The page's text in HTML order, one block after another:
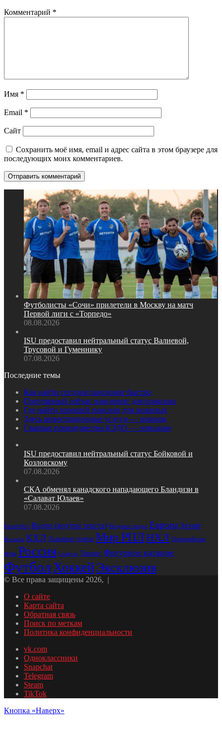
Комментарий *
Имя *
Email *
Сайт
Сохранить моё имя, email и адрес сайта в этом браузере для
последующих моих комментариев.
Футболисты «Сочи» прилетели в Москву на матч
Первой лиги с «Торпедо»
08.08.2026
ISU предоставил нейтральный статус Валиевой,
Трусовой и Гуменнику
07.08.2026
Последние темы
Как найти сегодня пансионат быстро
Популярный сейчас пансионат для пожилых
Где найти хороший пансион для пожилых
Здесь инвестиционные услуги — помощь
Главные преимущества КЭДО — описание
ISU предоставил нейтральный статус Бойковой и
Козловскому
07.08.2026
СКА обменял канадского нападающего Бландизи в
«Салават Юлаев»
07.08.2026
Баскетбол Видео (внутри текста) Водные виды Европа Зенит
Испания КХЛ Лыжные гонки Мир РПЛНХЛ Олимпийские
игры Россия Спартак Теннис Фигурное катание
ФутболХоккейЭксклюзив
© Все права защищены 2026, |
О сайте
Карта сайта
Обратная связь
Поиск по меткам
Политика конфиденциальности
vk.com
Одноклассники
Snapchat
Telegram
Steam
TikTok
Кнопка «Наверх»